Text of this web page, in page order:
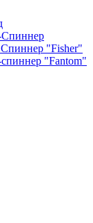
Спиннер
"Fisher"
"Fantom"